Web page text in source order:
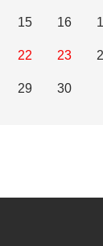
15 16
22 23
29 30